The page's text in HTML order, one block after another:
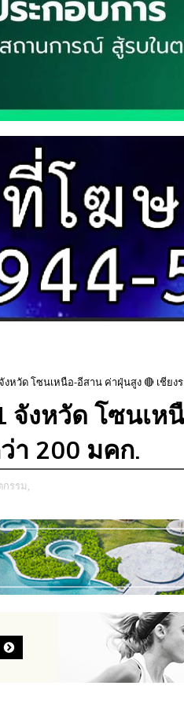
งหวัด โซนเหนือ-อีสาน ค่าฝุ่นสูง 🔴 เชียง
จังหวัด โซนเ
า 200 มคก.
รรม,